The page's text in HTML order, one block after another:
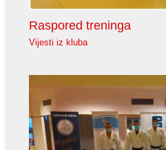
Raspored treninga
Vijesti iz kluba